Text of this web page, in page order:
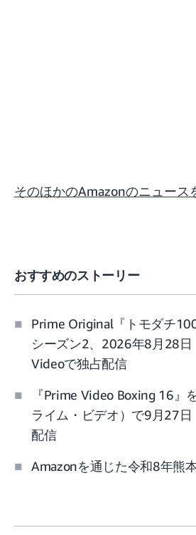
そのほかのAmazonのニュース
おすすめのストーリー
Prime Original『トモダチ
シーズン2、2026年8月28
Videoで独占配信
『Prime Video Boxing 16』
ライム・ビデオ）で9月27
配信
Amazonを通じた令和8年熊